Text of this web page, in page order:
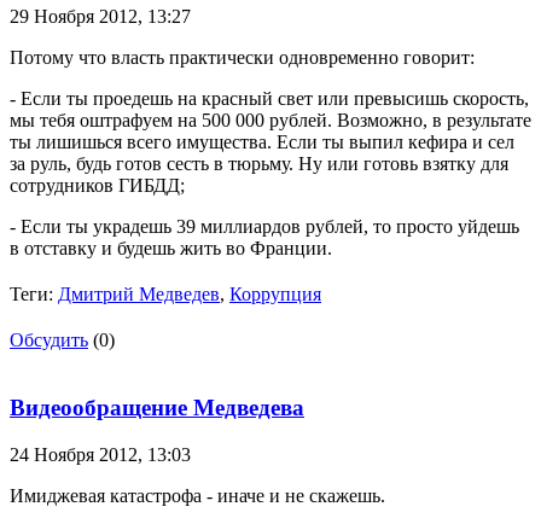
29 Ноября 2012, 13:27
Потому что власть практически одновременно говорит:
- Если ты проедешь на красный свет или превысишь скорость,
мы тебя оштрафуем на 500 000 рублей. Возможно, в результате
ты лишишься всего имущества. Если ты выпил кефира и сел
за руль, будь готов сесть в тюрьму. Ну или готовь взятку для
сотрудников ГИБДД;
- Если ты украдешь 39 миллиардов рублей, то просто уйдешь
в отставку и будешь жить во Франции.
Теги: Дмитрий Медведев, Коррупция
Обсудить (0)
Видеообращение Медведева
24 Ноября 2012, 13:03
Имиджевая катастрофа - иначе и не скажешь.